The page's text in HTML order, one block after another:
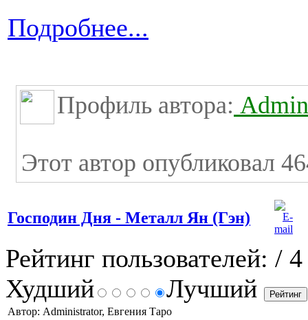
Подробнее...
Профиль автора:
Этот автор опубликовал
Господин Дня - Металл Ян (Гэн)
Рейтинг пользователей: / 4
Худший
Лучший
Автор: Administrator, Евгения Таро